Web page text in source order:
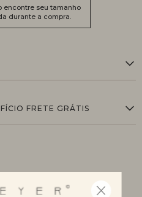
encontre seu tamanho
durante a compra.
FRETE GRÁTIS